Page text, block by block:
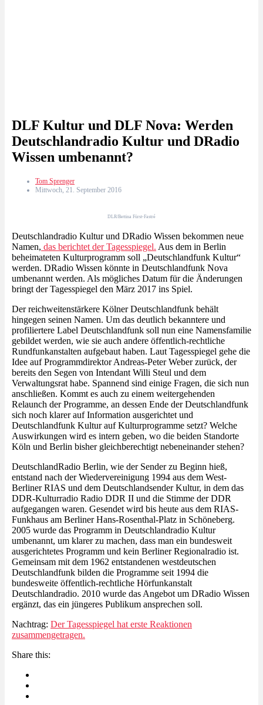
DLF Kultur und DLF Nova: Werden
Deutschlandradio Kultur und DRadio
Wissen umbenannt?
Tom Sprenger
Mittwoch, 21. September 2016
DLR/Bettina Fürst-Fastré
Deutschlandradio Kultur und DRadio Wissen bekommen neue
Namen, das berichtet der Tagesspiegel. Aus dem in Berlin
beheimateten Kulturprogramm soll „Deutschlandfunk Kultur“
werden. DRadio Wissen könnte in Deutschlandfunk Nova
umbenannt werden. Als mögliches Datum für die Änderungen
bringt der Tagesspiegel den März 2017 ins Spiel.
Der reichweitenstärkere Kölner Deutschlandfunk behält
hingegen seinen Namen. Um das deutlich bekanntere und
profiliertere Label Deutschlandfunk soll nun eine Namensfamilie
gebildet werden, wie sie auch andere öffentlich-rechtliche
Rundfunkanstalten aufgebaut haben. Laut Tagesspiegel gehe die
Idee auf Programmdirektor Andreas-Peter Weber zurück, der
bereits den Segen von Intendant Willi Steul und dem
Verwaltungsrat habe. Spannend sind einige Fragen, die sich nun
anschließen. Kommt es auch zu einem weitergehenden
Relaunch der Programme, an dessen Ende der Deutschlandfunk
sich noch klarer auf Information ausgerichtet und
Deutschlandfunk Kultur auf Kulturprogramme setzt? Welche
Auswirkungen wird es intern geben, wo die beiden Standorte
Köln und Berlin bisher gleichberechtigt nebeneinander stehen?
DeutschlandRadio Berlin, wie der Sender zu Beginn hieß,
entstand nach der Wiedervereinigung 1994 aus dem West-
Berliner RIAS und dem Deutschlandsender Kultur, in dem das
DDR-Kulturradio Radio DDR II und die Stimme der DDR
aufgegangen waren. Gesendet wird bis heute aus dem RIAS-
Funkhaus am Berliner Hans-Rosenthal-Platz in Schöneberg.
2005 wurde das Programm in Deutschlandradio Kultur
umbenannt, um klarer zu machen, dass man ein bundesweit
ausgerichtetes Programm und kein Berliner Regionalradio ist.
Gemeinsam mit dem 1962 entstandenen westdeutschen
Deutschlandfunk bilden die Programme seit 1994 die
bundesweite öffentlich-rechtliche Hörfunkanstalt
Deutschlandradio. 2010 wurde das Angebot um DRadio Wissen
ergänzt, das ein jüngeres Publikum ansprechen soll.
Nachtrag: Der Tagesspiegel hat erste Reaktionen
zusammengetragen.
Share this: